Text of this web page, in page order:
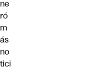
ne
ró
m
ás
no
tici